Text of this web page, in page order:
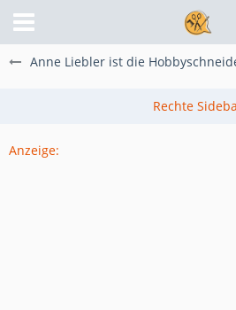
Anne Liebler ist die
Anzeige: